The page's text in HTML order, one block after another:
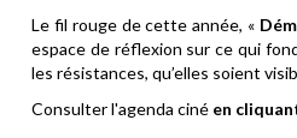
Le fil rouge de cette année, «
espace de réflexion sur ce qui
les résistances, qu’elles soient
Consulter l'agenda ciné en